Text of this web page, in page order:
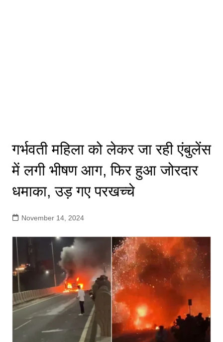
गर्भवती महिला को लेकर जा रही एंबुलेंस
में लगी भीषण आग, फिर हुआ जोरदार
धमाका, उड़ गए परखच्चे
November 14, 2024